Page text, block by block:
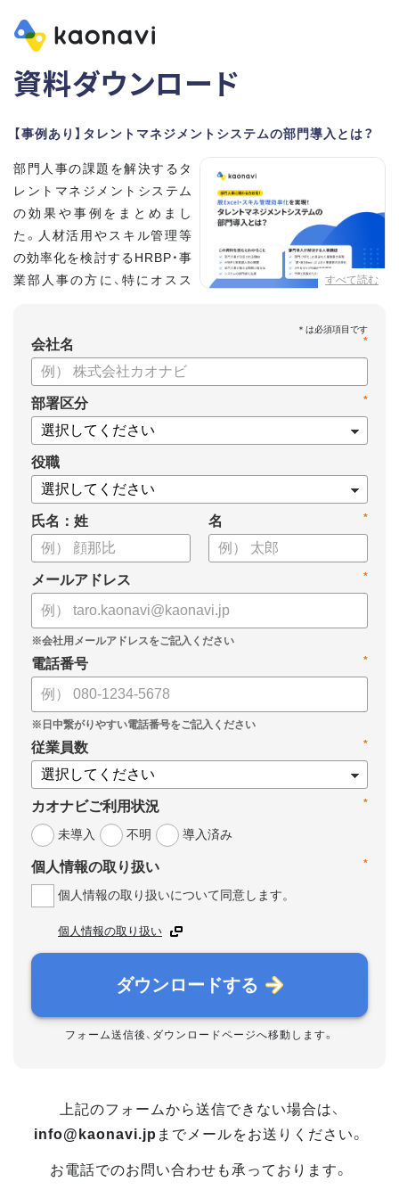
資料ダウンロード
【事例あり】タレントマネジメントシステムの部門導入とは？
すべて読む
部門人事の課題を解決するタ
レントマネジメントシステム
の効果や事例をまとめまし
た。人材活用やスキル管理等
の効率化を検討するHRBP・事
業部人事の方に、特にオスス
【資料の内容】
・部門人事が抱える問題とその解決法
・タレントマネジメントシステムの部門導入するメリット
・スキル管理をはじめとする企業のシステム活用事例
*
会社名
*
部署区分
役職
氏名：姓 *
名
*
メールアドレス
*
電話番号
*
従業員数
*
カオナビご利用状況
未導入
不明 導入済み
*
個人情報の取り扱い
個人情報の取り扱いについて同意します。
個人情報の取り扱い
ダウンロードする
フォーム送信後、ダウンロードページへ移動します。
上記のフォームから送信できない場合は、
info@kaonavi.jp までメールをお送りください。
お電話でのお問い合わせも承っております。